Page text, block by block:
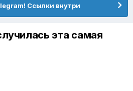
Ссылки внутри
эта самая